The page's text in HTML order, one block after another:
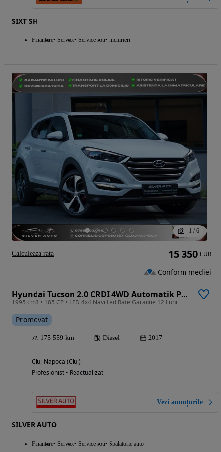
SIXT SH
Finantare Service Service roti Inchirieri
1 / 6
Hyundai Tucson 2.0 CRDI 4WD Automatik Premium
1995 cm3 • 185 CP • LED 4x4 Navi Led Rate Garantie 12 Luni
Promovat
175 559 km Diesel 2017
Cluj-Napoca (Cluj)
Profesionist • Reactualizat
Vezi anunțurile
SILVER AUTO
Finantare Service Service roti Spalatorie auto
15 350 EUR
Conform mediei
Calculeaza rata